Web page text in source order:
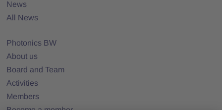
News
All News
Photonics BW
About us
Board and Team
Activities
Members